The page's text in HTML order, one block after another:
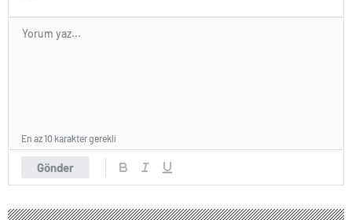
Gönder
En az 10 karakter gerekli